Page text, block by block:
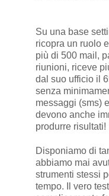
Su una base
ricopra un ruolo
più di 500 mail,
riunioni, riceve
dal suo ufficio il
senza
messaggi (sms)
devono anche
produrre risultati!
Disponiamo di
abbiamo mai
strumenti stessi
tempo. Il vero